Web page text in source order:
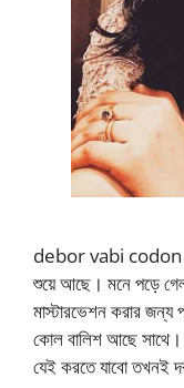
debor vabi codon
শুয়ে আছে। মনে পড়ে
মাস্টারভেশন করার জন্য
কোল বালিশ আছে সাথে।
যেই করতে যাবো তখনই